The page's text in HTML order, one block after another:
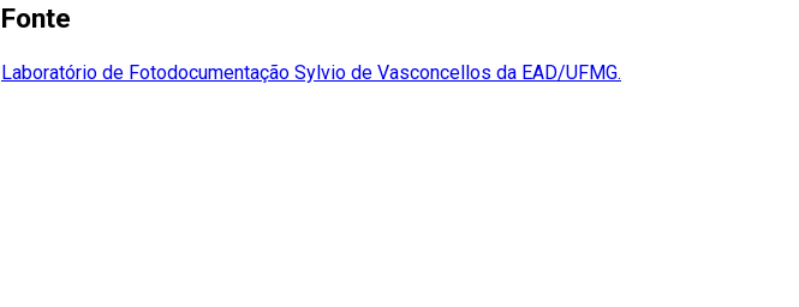
Fonte
Laboratório de Fotodocumentação Sylvio de Vasconcellos da EAD/UFMG.